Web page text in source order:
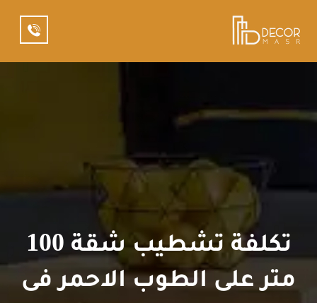
تكلفة تشطيب شقة 100
متر على الطوب الاحمر فى